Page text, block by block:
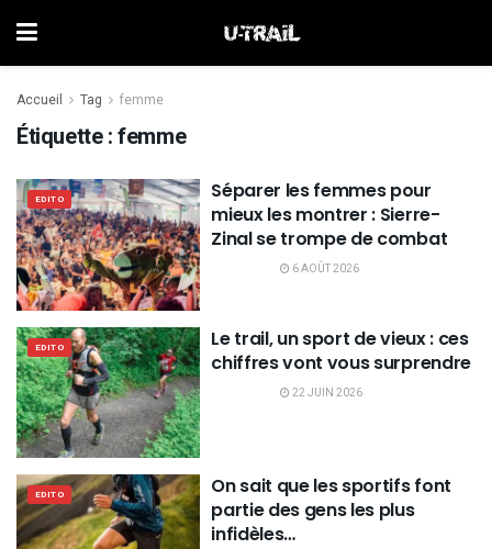
Accueil Tag femme
Étiquette :femme
EDITO
Séparer les femmes pour
mieux les montrer : Sierre-
Zinal se trompe de combat
6 AOÛT 2026
EDITO
Le trail, un sport de vieux : ces
chiffres vont vous surprendre
22 JUIN 2026
EDITO
On sait que les sportifs font
partie des gens les plus
infidèles…